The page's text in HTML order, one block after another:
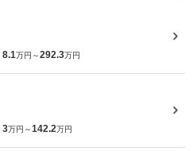
8.1万円～292.3万円
3万円～142.2万円